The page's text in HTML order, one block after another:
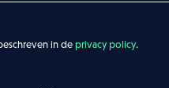
in de privacy policy.